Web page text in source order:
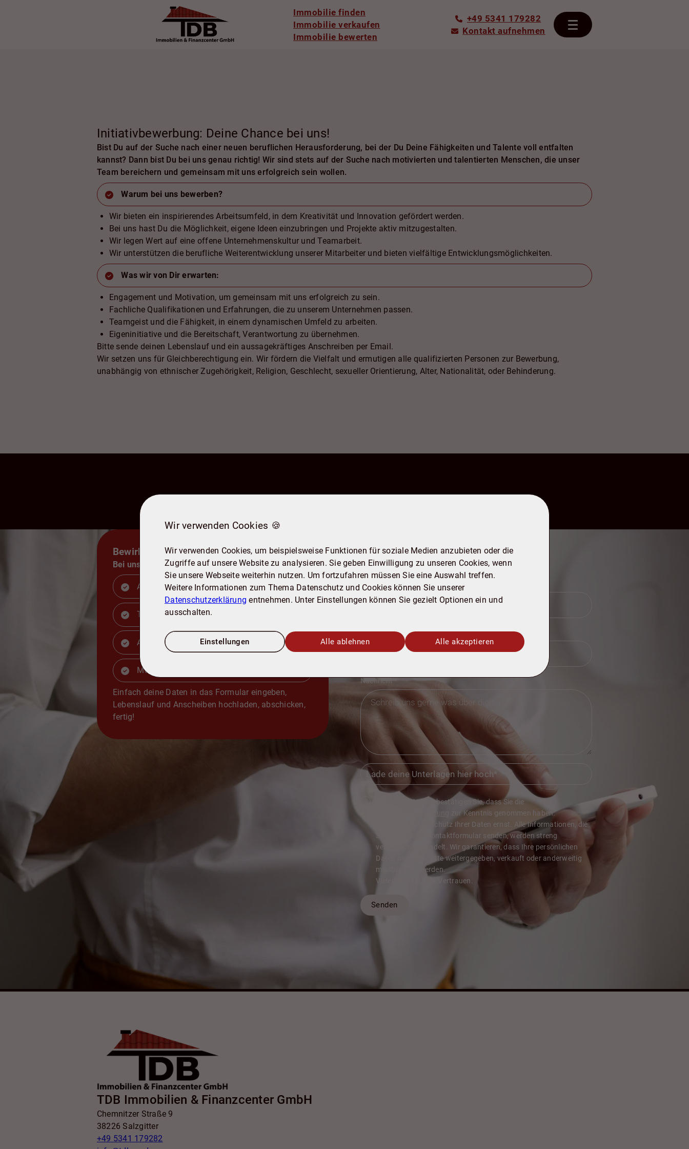
Immobilie finden
Immobilie verkaufen
Immobilie bewerten
+49 5341 179282
Kontakt aufnehmen
Initiativbewerbung: Deine Chance bei uns!
Bist Du auf der Suche nach einer neuen beruflichen Herausforderung, bei der Du Deine Fähigkeiten und Talente voll entfalten
kannst? Dann bist Du bei uns genau richtig! Wir sind stets auf der Suche nach motivierten und talentierten Menschen, die unser
Team bereichern und gemeinsam mit uns erfolgreich sein wollen.
Warum bei uns bewerben?
Wir bieten ein inspirierendes Arbeitsumfeld, in dem Kreativität und Innovation gefördert werden.
Bei uns hast Du die Möglichkeit, eigene Ideen einzubringen und Projekte aktiv mitzugestalten.
Wir legen Wert auf eine offene Unternehmenskultur und Teamarbeit.
Wir unterstützen die berufliche Weiterentwicklung unserer Mitarbeiter und bieten vielfältige Entwicklungsmöglichkeiten.
Was wir von Dir erwarten:
Engagement und Motivation, um gemeinsam mit uns erfolgreich zu sein.
Fachliche Qualifikationen und Erfahrungen, die zu unserem Unternehmen passen.
Teamgeist und die Fähigkeit, in einem dynamischen Umfeld zu arbeiten.
Eigeninitiative und die Bereitschaft, Verantwortung zu übernehmen.
Bitte sende deinen Lebenslauf und ein aussagekräftiges Anschreiben per Email.
Wir setzen uns für Gleichberechtigung ein. Wir fördern die Vielfalt und ermutigen alle qualifizierten Personen zur Bewerbung,
unabhängig von ethnischer Zugehörigkeit, Religion, Geschlecht, sexueller Orientierung, Alter, Nationalität, oder Behinderung.
Bewirb dich jetzt online
Bei uns bekommst du:
Aufstiegschancen & Wachstum
Teamgeist & Zusammenhalt
Attraktive Vergütung & Benefits
Modernste Arbeitsumgebung
Einfach deine Daten in das Formular eingeben,
Lebenslauf und Anscheiben hochladen, abschicken,
fertig!
Vorname *
E-Mail* Telefon
Nachricht*
Lade deine Unterlagen hier hoch*
Mit diesem Haken bestätigen Sie, dass Sie die
zur Kenntnis genommen haben.
Wir nehmen den Schutz Ihrer Daten ernst. Alle Informationen, die
Sie über dieses Kontaktformular senden, werden streng
vertraulich behandelt. Wir garantieren, dass Ihre persönlichen
Daten nicht an Dritte weitergegeben, verkauft oder anderweitig
missbraucht werden.
Vielen Dank für Ihr Vertrauen.
Senden
TDB Immobilien & Finanzcenter GmbH
Chemnitzer Straße 9
38226 Salzgitter
+49 5341 179282
Wir verwenden Cookies 🍪
Wir verwenden Cookies, um beispielsweise Funktionen für soziale Medien anzubieten oder die
Zugriffe auf unsere Website zu analysieren. Sie geben Einwilligung zu unseren Cookies, wenn
Sie unsere Webseite weiterhin nutzen. Um fortzufahren müssen Sie eine Auswahl treffen.
Weitere Informationen zum Thema Datenschutz und Cookies können Sie unserer
Datenschutzerklärung entnehmen. Unter Einstellungen können Sie gezielt Optionen ein und
ausschalten.
Einstellungen Alle ablehnen Alle akzeptieren